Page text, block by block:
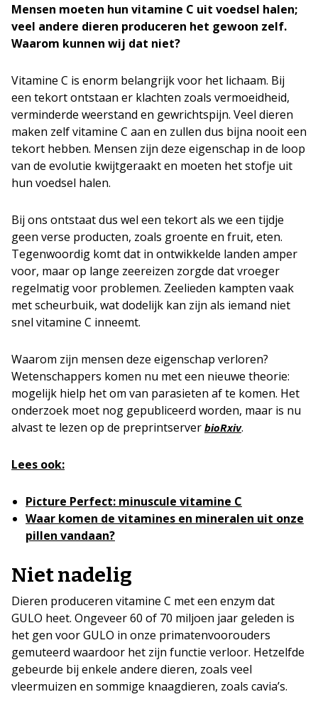
Mensen moeten hun vitamine C uit voedsel halen;
veel andere dieren produceren het gewoon zelf.
Waarom kunnen wij dat niet?
Vitamine C is enorm belangrijk voor het lichaam. Bij
een tekort ontstaan er klachten zoals vermoeidheid,
verminderde weerstand en gewrichtspijn. Veel dieren
maken zelf vitamine C aan en zullen dus bijna nooit een
tekort hebben. Mensen zijn deze eigenschap in de loop
van de evolutie kwijtgeraakt en moeten het stofje uit
hun voedsel halen.
Bij ons ontstaat dus wel een tekort als we een tijdje
geen verse producten, zoals groente en fruit, eten.
Tegenwoordig komt dat in ontwikkelde landen amper
voor, maar op lange zeereizen zorgde dat vroeger
regelmatig voor problemen. Zeelieden kampten vaak
met scheurbuik, wat dodelijk kan zijn als iemand niet
snel vitamine C inneemt.
Waarom zijn mensen deze eigenschap verloren?
Wetenschappers komen nu met een nieuwe theorie:
mogelijk hielp het om van parasieten af te komen. Het
onderzoek moet nog gepubliceerd worden, maar is nu
alvast te lezen op de preprintserver bioRxiv.
Lees ook:
Picture Perfect: minuscule vitamine C
Waar komen de vitamines en mineralen uit onze
pillen vandaan?
Niet nadelig
Dieren produceren vitamine C met een enzym dat
GULO heet. Ongeveer 60 of 70 miljoen jaar geleden is
het gen voor GULO in onze primatenvoorouders
gemuteerd waardoor het zijn functie verloor. Hetzelfde
gebeurde bij enkele andere dieren, zoals veel
vleermuizen en sommige knaagdieren, zoals cavia’s.